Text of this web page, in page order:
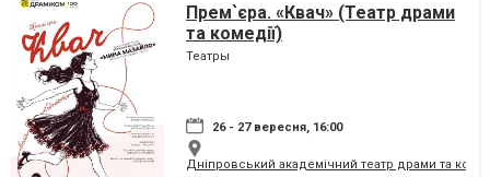
Прем`єра. «Квач» (Театр драми
та комедії)
Театры
26 - 27 вересня, 16:00
Дніпровський академічний театр драми та